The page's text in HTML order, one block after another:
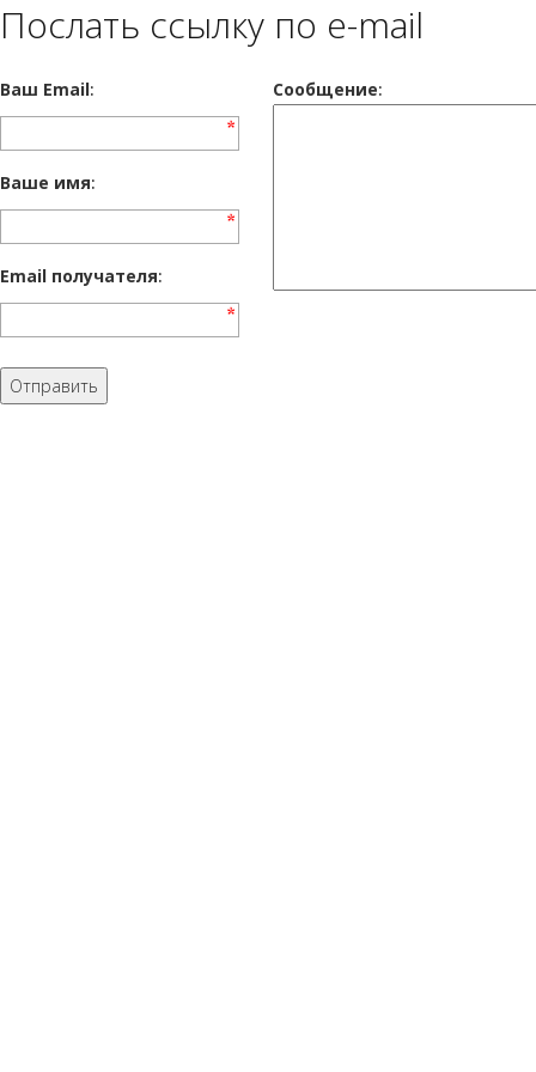
Послать ссылку по e-mail
Ваш Email: Cообщение:
Ваше имя:
Email получателя: